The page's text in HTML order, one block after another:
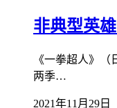
非典型英
《一拳超人》
两季…
2021年11月29日